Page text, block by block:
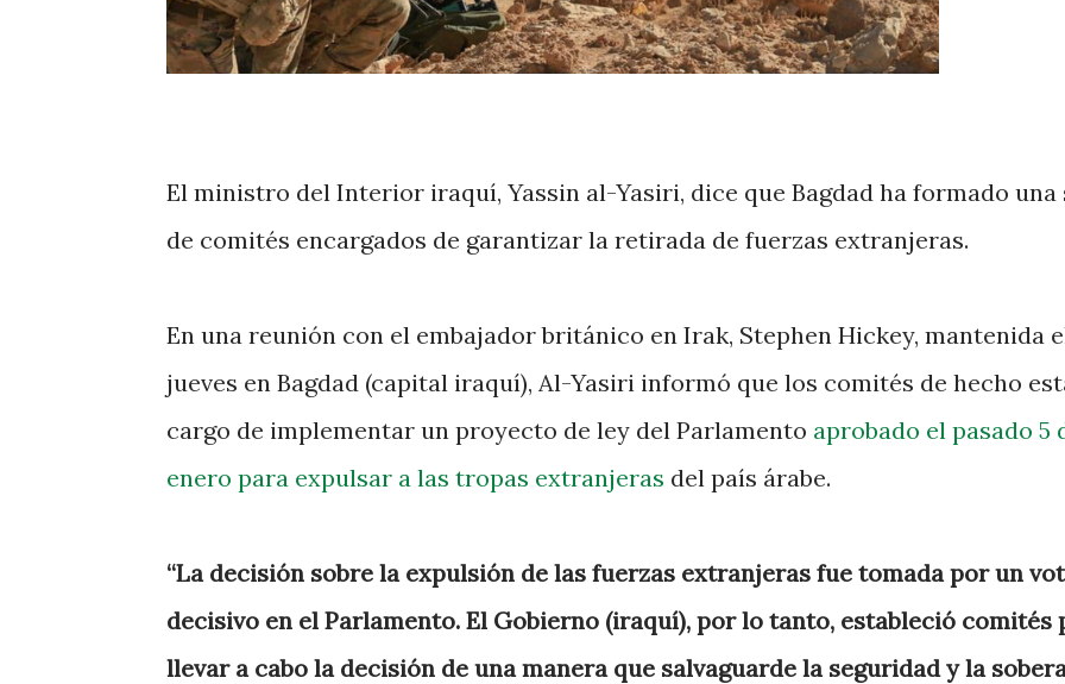
El ministro del Interior iraquí, Yassin al-Yasiri, dice que Bagdad ha formado una
de comités encargados de garantizar la retirada de fuerzas extranjeras.
En una reunión con el embajador británico en Irak, Stephen Hickey, mantenida
jueves en Bagdad (capital iraquí), Al-Yasiri informó que los comités de hecho
cargo de implementar un proyecto de ley del Parlamento aprobado el pasado 5
enero para expulsar a las tropas extranjeras del país árabe.
“La decisión sobre la expulsión de las fuerzas extranjeras fue tomada por un
decisivo en el Parlamento. El Gobierno (iraquí), por lo tanto, estableció comités
llevar a cabo la decisión de una manera que salvaguarde la seguridad y la